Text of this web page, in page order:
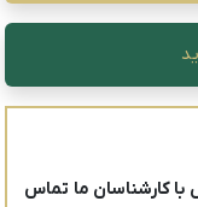
کارشناسان ما تماس